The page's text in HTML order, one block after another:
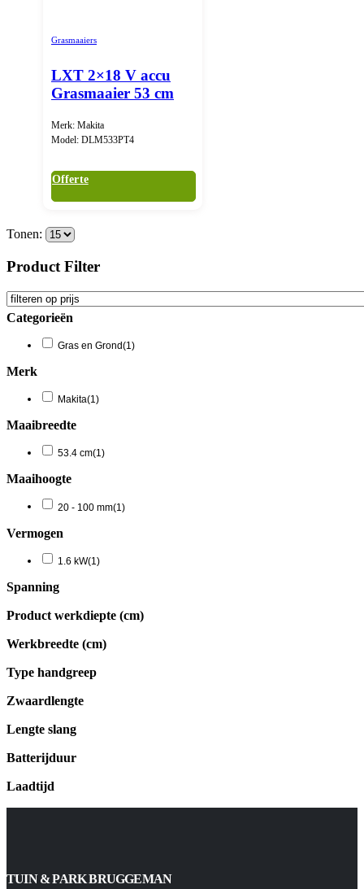
Grasmaaiers
LXT 2×18 V accu
Grasmaaier 53 cm
Merk: Makita
Model: DLM533PT4
Offerte
Tonen:
Product Filter
Categorieën
Gras en Grond(1)
Merk
Makita(1)
Maaibreedte
53.4 cm(1)
Maaihoogte
20 - 100 mm(1)
Vermogen
1.6 kW(1)
Spanning
Product werkdiepte (cm)
Werkbreedte (cm)
Type handgreep
Zwaardlengte
Lengte slang
Batterijduur
Laadtijd
TUIN & PARK BRUGGEMAN